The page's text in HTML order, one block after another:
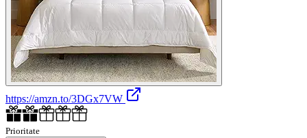
https://amzn.to/3DGx7VW
Prioritate